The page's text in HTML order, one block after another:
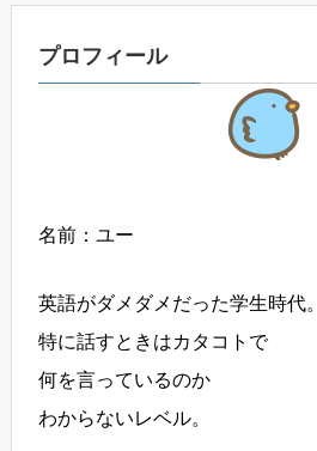
プロフィール
名前：ユー
英語がダメダメだった学生時代。
特に話すときはカタコトで
何を言っているのか
わからないレベル。